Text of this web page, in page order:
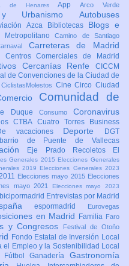
de HenaresAppArco Verde
y Urbanismo Autobuses
Azca Bibliotecas Blogs e
MetropolitanoCamino de Santiago
Carreteras de Madrid
Centros Comerciales de Madrid
Cercanías Renfe CICCM
de Convenciones de la Ciudad de
CiclistasMolestos CineCircoCiudad
Comunidad de
Duque Consumo Coronavirus
CTBA Cuatro Torres Business
vacaciones Deporte DGT
de Puente de Vallecas
Eje Prado Recoletos
El
Generales 2015 Elecciones Generales
2019 Elecciones Generales 2023
Elecciones mayo 2015 Elecciones
mayo 2021 Elecciones mayo 2023
Entrevistas por Madrid
espormadrid Eurovegas
en Madrid Familia Faro
y Congresos Festival de Otoño
Fondo Estatal de Inversión Local
el Empleo y la Sostenibilidad Local
FútbolGanaderíaGastronomía